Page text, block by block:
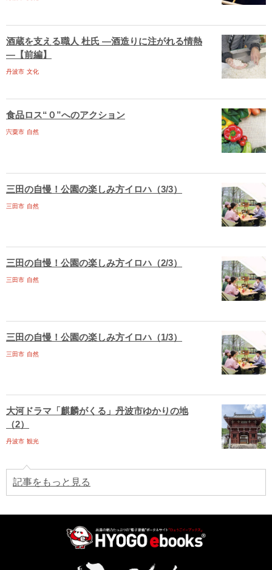
酒蔵を支える職人 杜氏 ―酒造りに注がれる情熱
―【前編】
丹波市 文化
食品ロス“０”へのアクション
宍粟市 自然
三田の自慢！公園の楽しみ方イロハ（3/3）
三田市 自然
三田の自慢！公園の楽しみ方イロハ（2/3）
三田市 自然
三田の自慢！公園の楽しみ方イロハ（1/3）
三田市 自然
大河ドラマ「麒麟がくる」丹波市ゆかりの地
（2）
丹波市 観光
記事をもっと見る